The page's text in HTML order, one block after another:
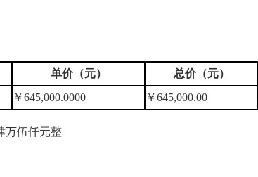
单价（元） 总价（元）
￥645,000.0000 ￥645,000.00
万伍仟元整